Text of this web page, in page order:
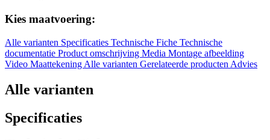
Kies maatvoering:
Alle varianten Specificaties Technische Fiche Technische
documentatie Product omschrijving Media Montage afbeelding
Video Maattekening Alle varianten Gerelateerde producten Advies
Alle varianten
Specificaties